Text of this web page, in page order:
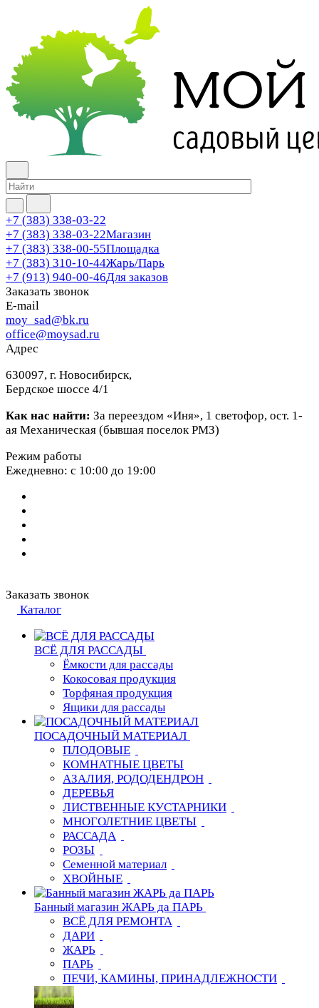
+7 (383) 338-03-22
+7 (383) 338-03-22Магазин
+7 (383) 338-00-55Площадка
+7 (383) 310-10-44Жарь/Парь
+7 (913) 940-00-46Для заказов
Заказать звонок
E-mail
moy_sad@bk.ru
office@moysad.ru
Адрес
630097, г. Новосибирск,
Бердское шоссе 4/1
Как нас найти: За переездом «Иня», 1 светофор, ост. 1-
ая Механическая (бывшая поселок РМЗ)
Режим работы
Ежедневно: с 10:00 до 19:00
Заказать звонок
Каталог
ВСЁ ДЛЯ РАССАДЫ
Ёмкости для рассады
Кокосовая продукция
Торфяная продукция
Ящики для рассады
ПОСАДОЧНЫЙ МАТЕРИАЛ
ПЛОДОВЫЕ
КОМНАТНЫЕ ЦВЕТЫ
АЗАЛИЯ, РОДОДЕНДРОН
ДЕРЕВЬЯ
ЛИСТВЕННЫЕ КУСТАРНИКИ
МНОГОЛЕТНИЕ ЦВЕТЫ
РАССАДА
РОЗЫ
Семенной материал
ХВОЙНЫЕ
Банный магазин ЖАРЬ да ПАРЬ
ВСЁ ДЛЯ РЕМОНТА
ДАРИ
ЖАРЬ
ПАРЬ
ПЕЧИ, КАМИНЫ, ПРИНАДЛЕЖНОСТИ